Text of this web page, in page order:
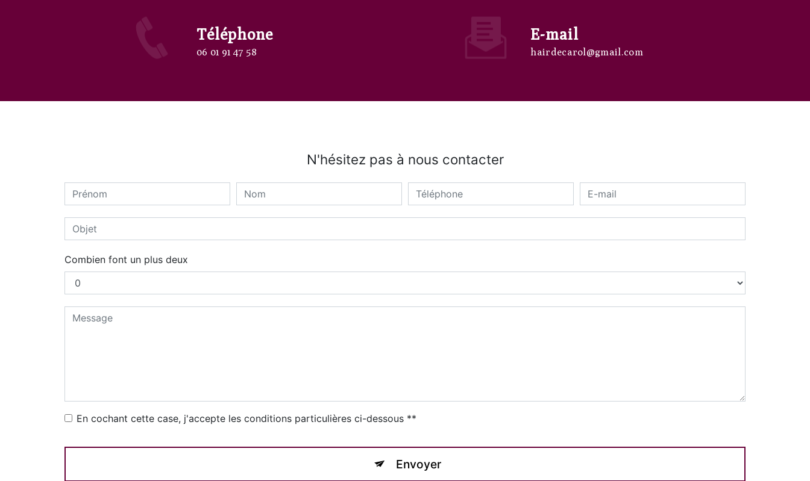
Téléphone
06 01 91 47 58
E-mail
hairdecarol@gmail.com
N'hésitez pas à nous contacter
Combien font un plus deux
En cochant cette case, j'accepte les conditions particulières ci-dessous **
Envoyer